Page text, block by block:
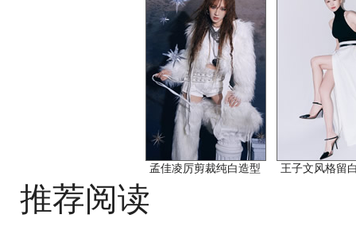
孟佳凌厉剪裁纯白造型 王子文风格留
推荐阅读